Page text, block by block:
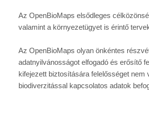
Az OpenBioMaps elsődleges
valamint a környezetügyet is érintő
Az OpenBioMaps olyan önkéntes
adatnyilvánosságot elfogadó és erősítő
kifejezett biztosítására felelősséget nem
biodiverzitással kapcsolatos adatok